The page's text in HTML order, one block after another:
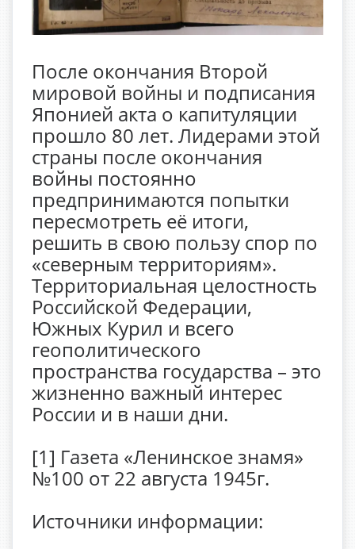
После окончания Второй
мировой войны и подписания
Японией акта о капитуляции
прошло 80 лет. Лидерами этой
страны после окончания
войны постоянно
предпринимаются попытки
пересмотреть её итоги,
решить в свою пользу спор по
«северным территориям».
Территориальная целостность
Российской Федерации,
Южных Курил и всего
геополитического
пространства государства – это
жизненно важный интерес
России и в наши дни.
[1] Газета «Ленинское знамя»
№100 от 22 августа 1945г.
Источники информации: